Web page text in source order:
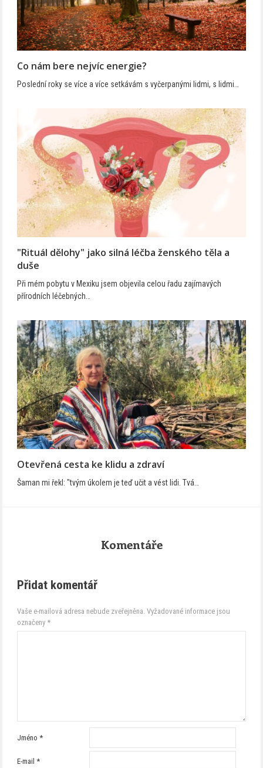
Co nám bere nejvíc energie?
Poslední roky se více a více setkávám s vyčerpanými lidmi, s lidmi…
"Rituál dělohy" jako silná léčba ženského těla a
duše
Při mém pobytu v Mexiku jsem objevila celou řadu zajímavých
přírodních léčebných…
Otevřená cesta ke klidu a zdraví
Šaman mi řekl: "tvým úkolem je teď učit a vést lidi. Tvá…
Komentáře
Přidat komentář
Vaše e-mailová adresa nebude zveřejněna. Vyžadované informace jsou
označeny *
Jméno*
E-mail*